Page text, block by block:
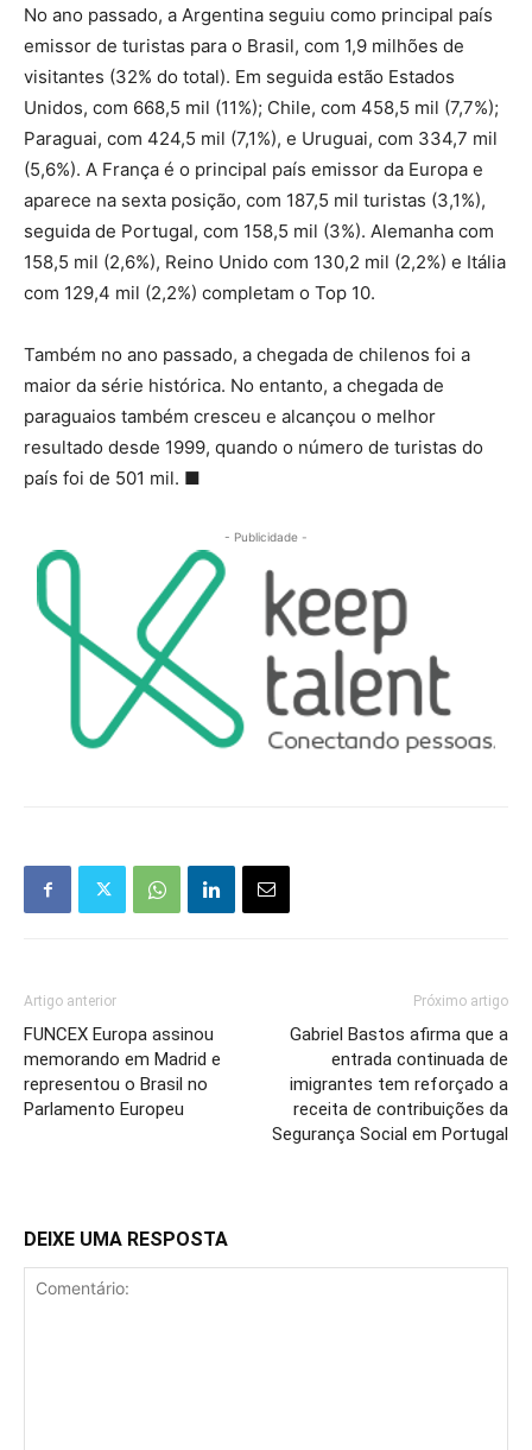
No ano passado, a Argentina seguiu como principal país
emissor de turistas para o Brasil, com 1,9 milhões de
visitantes (32% do total). Em seguida estão Estados
Unidos, com 668,5 mil (11%); Chile, com 458,5 mil (7,7%);
Paraguai, com 424,5 mil (7,1%), e Uruguai, com 334,7 mil
(5,6%). A França é o principal país emissor da Europa e
aparece na sexta posição, com 187,5 mil turistas (3,1%),
seguida de Portugal, com 158,5 mil (3%). Alemanha com
158,5 mil (2,6%), Reino Unido com 130,2 mil (2,2%) e Itália
com 129,4 mil (2,2%) completam o Top 10.
Também no ano passado, a chegada de chilenos foi a
maior da série histórica. No entanto, a chegada de
paraguaios também cresceu e alcançou o melhor
resultado desde 1999, quando o número de turistas do
país foi de 501 mil. ■
- Publicidade -
Artigo anterior
FUNCEX Europa assinou
memorando em Madrid e
representou o Brasil no
Parlamento Europeu
Próximo artigo
Gabriel Bastos afirma que a
entrada continuada de
imigrantes tem reforçado a
receita de contribuições da
Segurança Social em Portugal
DEIXE UMA RESPOSTA